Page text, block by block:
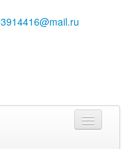
3914416@mail.ru